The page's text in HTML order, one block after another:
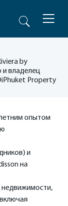
by
и владелец
Property
опытом
и
на
недвижимости,